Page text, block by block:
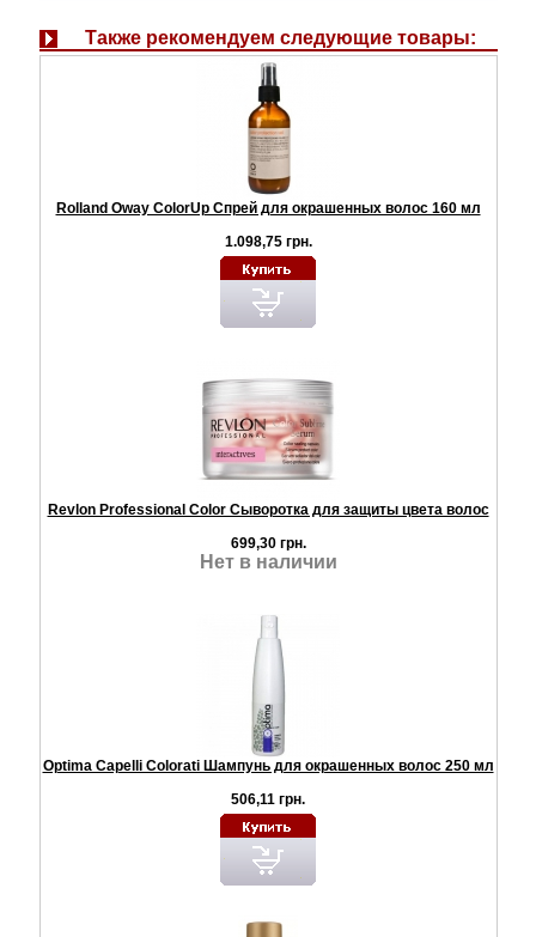
Также рекомендуем следующие товары:
Rolland Oway ColorUp Спрей для окрашенных волос 160 мл
1.098,75 грн.
Revlon Professional Color Сыворотка для защиты цвета волос
699,30 грн.
Нет в наличии
Optima Capelli Colorati Шампунь для окрашенных волос 250 мл
506,11 грн.